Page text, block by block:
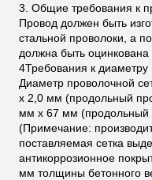
3. Общие требования к
Провод должен быть
стальной проволоки, а
должна быть оцинкована
4Требования к диаметру
Диаметр проволочной
х 2,0 мм (продольный
мм х 67 мм (продольный
(Примечание:
поставляемая сетка
антикоррозионное
мм толщины бетонного